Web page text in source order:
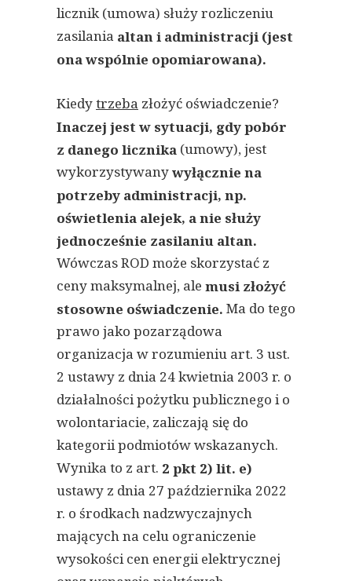
licznik (umowa) służy rozliczeniu
zasilania altan i administracji (jest
ona wspólnie opomiarowana).
Kiedytrzeba złożyć oświadczenie?
Inaczej jest w sytuacji, gdy pobór
z danego licznika (umowy), jest
wykorzystywanywyłącznie na
potrzeby administracji, np.
oświetlenia alejek, a nie służy
jednocześnie zasilaniu altan.
Wówczas ROD może skorzystać z
ceny maksymalnej, ale musi złożyć
stosowne oświadczenie. Ma do tego
prawo jako pozarządowa
organizacja w rozumieniu art. 3 ust.
2 ustawy z dnia 24 kwietnia 2003 r. o
działalności pożytku publicznego i o
wolontariacie, zaliczają się do
kategorii podmiotów wskazanych.
Wynika to z art. 2 pkt 2) lit. e)
ustawy z dnia 27 października 2022
r. o środkach nadzwyczajnych
mających na celu ograniczenie
wysokości cen energii elektrycznej